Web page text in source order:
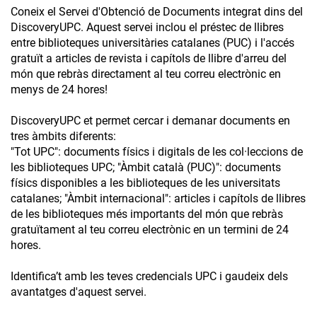
Coneix el Servei d'Obtenció de Documents integrat dins del
DiscoveryUPC. ​Aquest servei inclou el préstec de llibres
entre biblioteques universitàries catalanes (PUC) i l'accés
gratuït a articles de revista i capítols de llibre d'arreu del
món que rebràs directament al teu correu electrònic en
menys de 24 hores!
DiscoveryUPC et permet cercar i demanar documents en
tres àmbits diferents:
"Tot UPC": documents físics i digitals de les col·leccions de
les biblioteques UPC; "Àmbit català (PUC)": documents
físics disponibles a les biblioteques de les universitats
catalanes; "Àmbit internacional": articles i capítols de llibres
de les biblioteques més importants del món que rebràs
gratuïtament al teu correu electrònic en un termini de 24
hores.
Identifica’t amb les teves credencials UPC i gaudeix dels
avantatges d'aquest servei.